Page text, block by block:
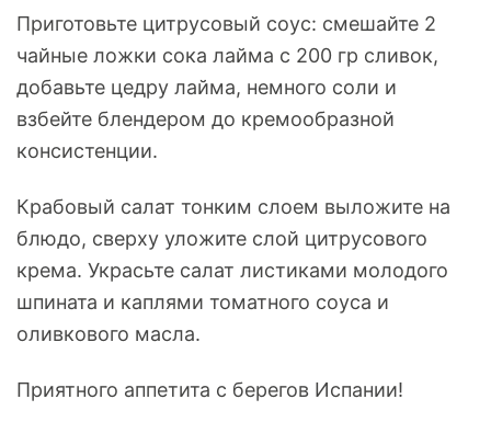
Приготовьте цитрусовый соус: смешайте 2
чайные ложки сока лайма с 200 гр сливок,
добавьте цедру лайма, немного соли и
взбейте блендером до кремообразной
консистенции.
Крабовый салат тонким слоем выложите на
блюдо, сверху уложите слой цитрусового
крема. Украсьте салат листиками молодого
шпината и каплями томатного соуса и
оливкового масла.
Приятного аппетита с берегов Испании!